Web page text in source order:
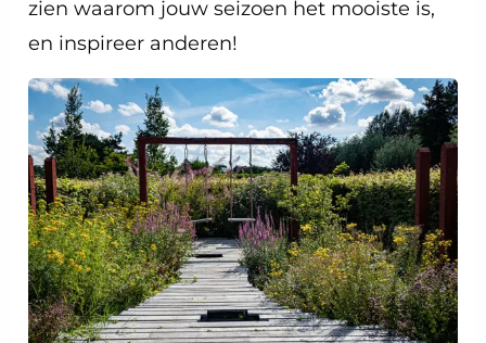
zien waarom jouw seizoen het mooiste is,
en inspireer anderen!